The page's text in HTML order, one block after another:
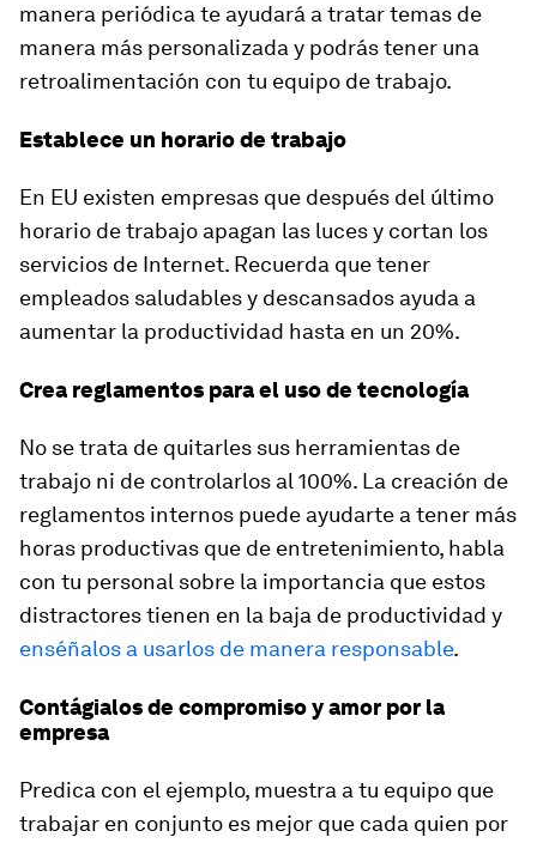
manera periódica te ayudará a tratar temas de
manera más personalizada y podrás tener una
retroalimentación con tu equipo de trabajo.
Establece un horario de trabajo
En EU existen empresas que después del último
horario de trabajo apagan las luces y cortan los
servicios de Internet. Recuerda que tener
empleados saludables y descansados ayuda a
aumentar la productividad hasta en un 20%.
Crea reglamentos para el uso de tecnología
No se trata de quitarles sus herramientas de
trabajo ni de controlarlos al 100%. La creación de
reglamentos internos puede ayudarte a tener más
horas productivas que de entretenimiento, habla
con tu personal sobre la importancia que estos
distractores tienen en la baja de productividad y
enséñalos a usarlos de manera responsable.
Contágialos de compromiso y amor por la
empresa
Predica con el ejemplo, muestra a tu equipo que
trabajar en conjunto es mejor que cada quien por